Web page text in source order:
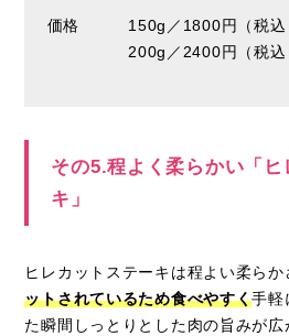
価格 150g／1800円（税込
200g／2400円（税込
その5.程よく柔らかい「
キ」
ヒレカットステーキは程よい柔ら
ットされているため食べやすく手軽
た瞬間しっとりとした肉の旨みが